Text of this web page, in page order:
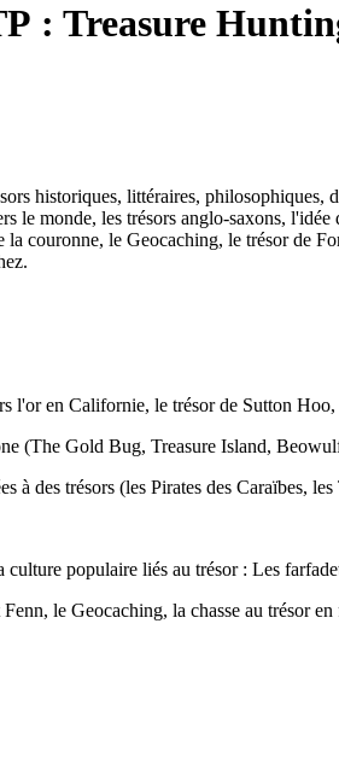
: Treasure
historiques, littéraires,
le monde, les trésors anglo-saxons,
couronne, le Geocaching, le trésor de
l'or en Californie, le trésor de Sutton Hoo,
(The Gold Bug, Treasure Island,
à des trésors (les Pirates des Caraïbes,
populaire liés au trésor : Les
le Geocaching, la chasse au trésor